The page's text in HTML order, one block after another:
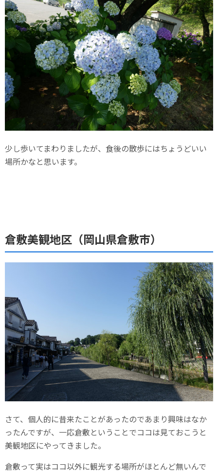
少し歩いてまわりましたが、食後の散歩にはちょうどいい
場所かなと思います。
倉敷美観地区（岡山県倉敷市）
さて、個人的に昔来たことがあったのであまり興味はなか
ったんですが、一応倉敷ということでココは見ておこうと
美観地区にやってきました。
倉敷って実はココ以外に観光する場所がほとんど無いんで